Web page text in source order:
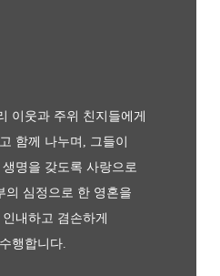
이웃과 주위 친지들에게
함께 나누며, 그들이
명을 갖도록 사랑으로
의 심정으로 한 영혼을
내하고 겸손하게
행합니다.